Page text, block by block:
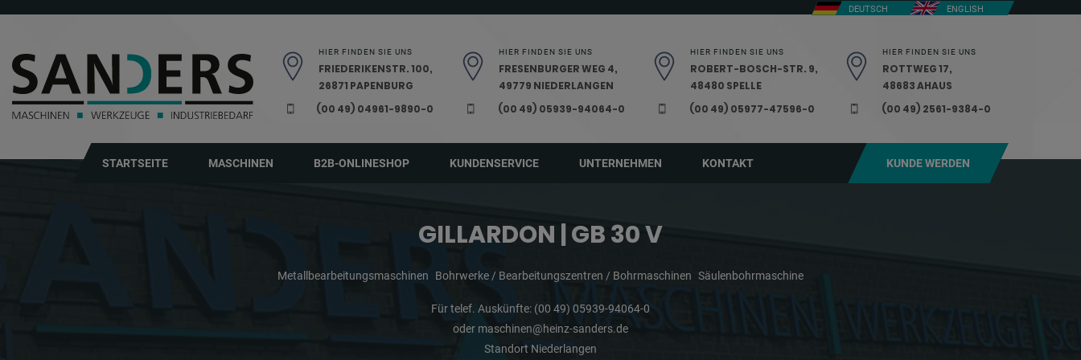
DEUTSCH ENGLISH
HIER FINDEN SIE UNS
FRIEDERIKENSTR. 100,
26871 PAPENBURG
(00 49) 04961-9890-0
HIER FINDEN SIE UNS
FRESENBURGER WEG 4,
49779 NIEDERLANGEN
(00 49) 05939-94064-0
HIER FINDEN SIE UNS
ROBERT-BOSCH-STR. 9,
48480 SPELLE
(00 49) 05977-47596-0
HIER FINDEN SIE UNS
ROTTWEG 17,
48683 AHAUS
(00 49) 2561-9384-0
STARTSEITE MASCHINEN B2B-ONLINESHOP KUNDENSERVICE UNTERNEHMEN KONTAKT KUNDE WERDEN
GILLARDON | GB 30 V
Metallbearbeitungsmaschinen Bohrwerke / Bearbeitungszentren / Bohrmaschinen Säulenbohrmaschine
Für telef. Auskünfte: (00 49) 05939-94064-0
oder maschinen@heinz-sanders.de
Standort Niederlangen